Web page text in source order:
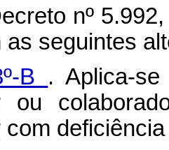
nº
as seguintes
B . Aplica-
ou
com